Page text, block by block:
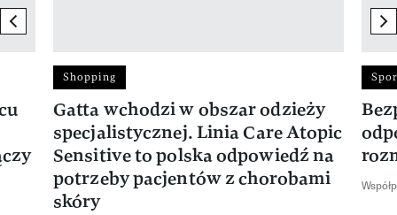
previous element
Shopping
Gatta wchodzi w obszar odzieży
specjalistycznej. Linia Care Atopic
Sensitive to polska odpowiedź na
potrzeby pacjentów z chorobami
skóry